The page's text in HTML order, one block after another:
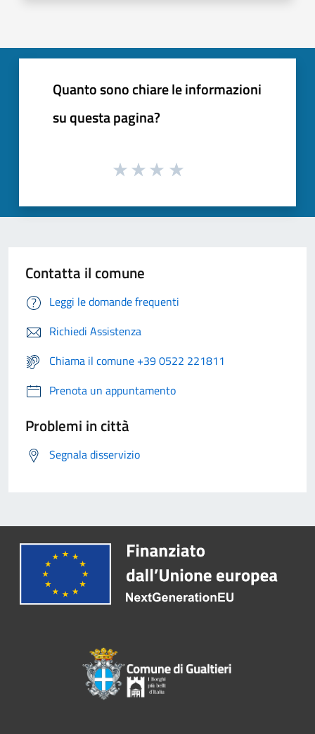
Quanto sono chiare le informazioni
su questa pagina?
Contatta il comune
Leggi le domande frequenti
Richiedi Assistenza
Chiama il comune +39 0522 221811
Prenota un appuntamento
Problemi in città
Segnala disservizio